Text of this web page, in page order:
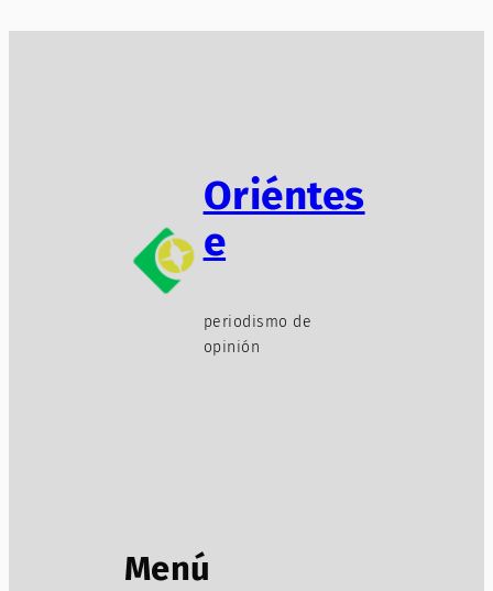
Oriéntes
e
periodismo de
opinión
Menú